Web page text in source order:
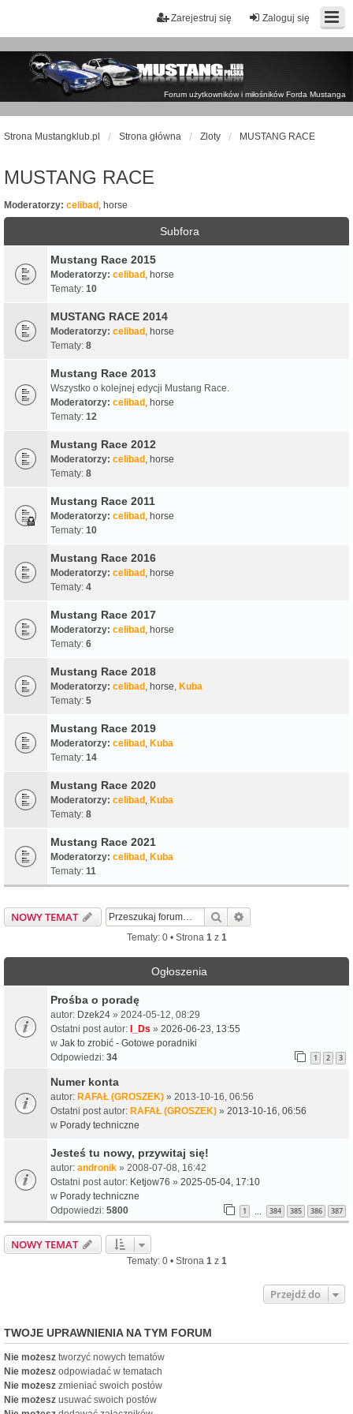
Zaloguj się
Zarejestruj się
Forum użytkowników i miłośników Forda Mustanga
Strona Mustangklub.pl Strona główna Zloty MUSTANG RACE
MUSTANG RACE
Moderatorzy: celibad, horse
Subfora
Mustang Race 2015
Moderatorzy: celibad, horse
Tematy: 10
MUSTANG RACE 2014
Moderatorzy: celibad, horse
Tematy: 8
Mustang Race 2013
Wszystko o kolejnej edycji Mustang Race.
Moderatorzy: celibad, horse
Tematy: 12
Mustang Race 2012
Moderatorzy: celibad, horse
Tematy: 8
Mustang Race 2011
Moderatorzy: celibad, horse
Tematy: 10
Mustang Race 2016
Moderatorzy: celibad, horse
Tematy: 4
Mustang Race 2017
Moderatorzy: celibad, horse
Tematy: 6
Mustang Race 2018
Moderatorzy: celibad, horse, Kuba
Tematy: 5
Mustang Race 2019
Moderatorzy: celibad, Kuba
Tematy: 14
Mustang Race 2020
Moderatorzy: celibad, Kuba
Tematy: 8
Mustang Race 2021
Moderatorzy: celibad, Kuba
Tematy: 11
NOWY TEMAT Szukaj
Tematy: 0 • Strona 1z 1
Ogłoszenia
Prośba o poradę
autor: Dzek24 » 2024-05-12, 08:29
Ostatni post autor: I_Ds » 2026-06-23, 13:55
w Jak to zrobić - Gotowe poradniki
Odpowiedzi: 34 1 2 3
Numer konta
autor: RAFAŁ (GROSZEK) » 2013-10-16, 06:56
Ostatni post autor: RAFAŁ (GROSZEK) » 2013-10-16, 06:56
w Porady techniczne
Jesteś tu nowy, przywitaj się!
autor: andronik » 2008-07-08, 16:42
Ostatni post autor: Ketjow76 » 2025-05-04, 17:10
w Porady techniczne
Odpowiedzi: 5800 1 384 385 386 387
NOWY TEMAT
Tematy: 0 • Strona 1z 1
Przejdź do
TWOJE UPRAWNIENIA NA TYM FORUM
Nie możesz tworzyć nowych tematów
Nie możesz odpowiadać w tematach
Nie możesz zmieniać swoich postów
Nie możesz usuwać swoich postów